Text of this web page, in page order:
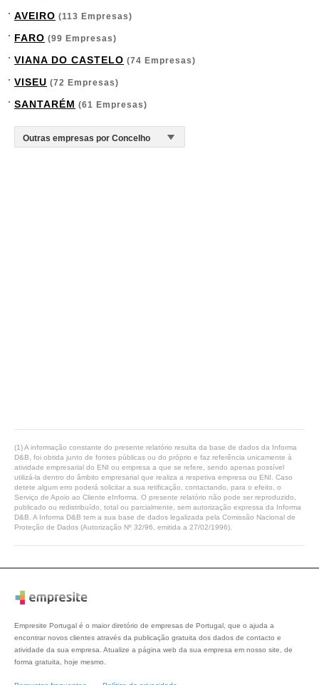
AVEIRO (113 Empresas)
FARO (99 Empresas)
VIANA DO CASTELO (74 Empresas)
VISEU (72 Empresas)
SANTARÉM (61 Empresas)
(1) A informação constante do presente relatório resulta da base de dados da Informa
D&B, foi obtida junto de fontes públicas ou do próprio e faz referência unicamente à
atividade empresarial do ENI ou empresa a que se refere, sendo apenas possível
utilizá-la dentro do âmbito empresarial que realiza a respetiva empresa ou ENI. Caso
detete algum erro poderá solicitar a sua retificação, contactando, para o efeito, o
Serviço de Apoio ao Cliente eInforma. O presente relatório não pode ser reproduzido,
publicado ou redistribuído, total ou parcialmente, sem autorização expressa da Informa
D&B. A Informa D&B tem a sua base de dados legalizada pela Comissão Nacional de
Proteção de Dados (Autorização Nº 32/96, emitida a 27/02/1996).
Empresite Portugal é o maior diretório de empresas de Portugal, que o ajuda a
encontrar novos clientes através da publicação gratuita dos dados de contacto e
atividade da sua empresa. Atualize a página web da sua empresa em nosso site, de
forma gratuita, hoje mesmo.